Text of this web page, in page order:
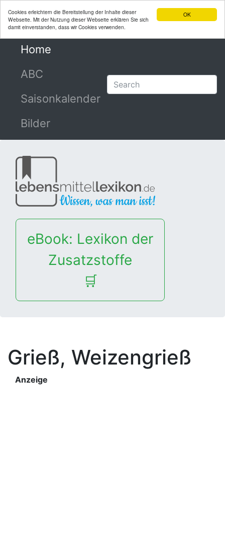
OK
Cookies erleichtern die Bereitstellung der Inhalte dieser
Webseite. Mit der Nutzung dieser Webseite erklären Sie sich
damit einverstanden, dass wir Cookies verwenden.
Home
ABC
Saisonkalender
Bilder
eBook: Lexikon der
Zusatzstoffe
🛒
Grieß, Weizengrieß
Anzeige